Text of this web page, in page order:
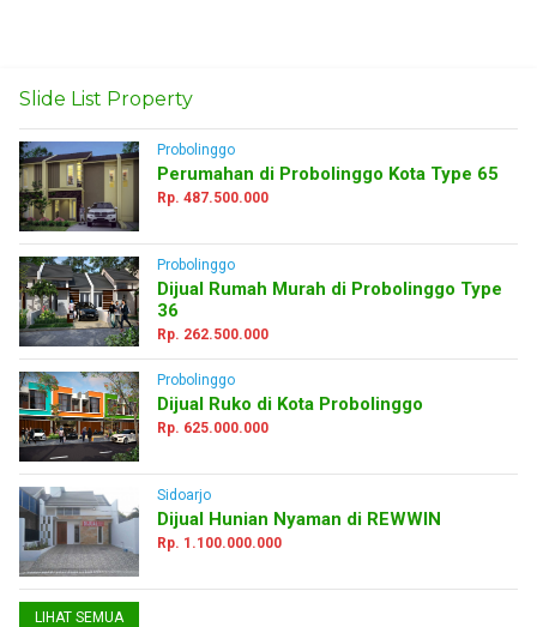
Slide List Property
Probolinggo
Perumahan di Probolinggo Kota Type 65
Rp. 487.500.000
Probolinggo
Dijual Rumah Murah di Probolinggo Type
36
Rp. 262.500.000
Probolinggo
Dijual Ruko di Kota Probolinggo
Rp. 625.000.000
Sidoarjo
Dijual Hunian Nyaman di REWWIN
Rp. 1.100.000.000
LIHAT SEMUA